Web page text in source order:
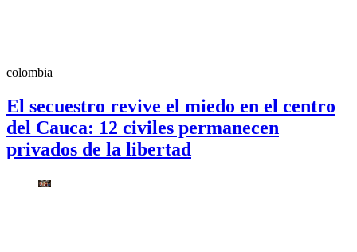
colombia
El secuestro revive el miedo en el centro
del Cauca: 12 civiles permanecen
privados de la libertad